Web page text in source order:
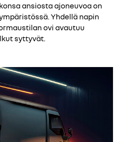
ansiosta ajoneuvoa on
Yhdellä napin
ovi avautuu
syttyvät.